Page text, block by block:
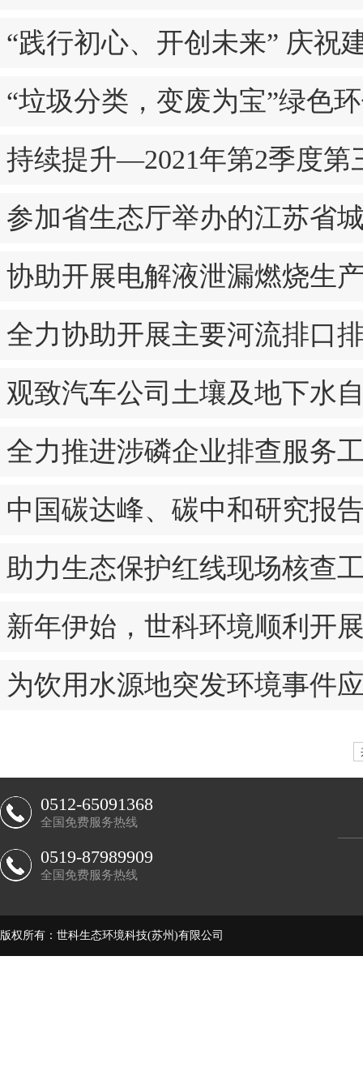
“践行初心、开创未来” 庆祝
“垃圾分类，变废为宝”绿色
持续提升—2021年第2季度第
参加省生态厅举办的江苏省
协助开展电解液泄漏燃烧生
全力协助开展主要河流排口
观致汽车公司土壤及地下水
全力推进涉磷企业排查服务
中国碳达峰、碳中和研究报
助力生态保护红线现场核查
新年伊始，世科环境顺利开
为饮用水源地突发环境事件
0512-65091368
全国免费服务热线
0519-87989909
全国免费服务热线
版权所有：世科生态环境科技(苏州)有限公司